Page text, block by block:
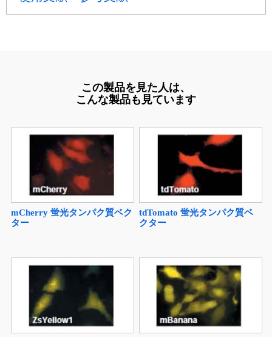
この製品を見た人は、
こんな製品も見ています
mCherry 蛍光タンパク質ベク
ター
tdTomato 蛍光タンパク質ベ
クター